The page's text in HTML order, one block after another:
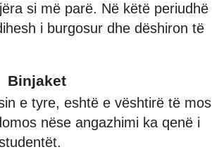
si më parë. Në këtë periudhë
i burgosur dhe dëshiron të
Binjaket
e tyre, eshtë e vështirë të mos
nëse angazhimi ka qenë i